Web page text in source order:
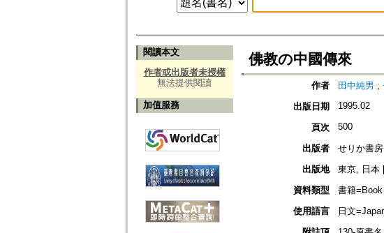
閱讀本文
作者或出版者未授權
無法提供閱讀
加值服務
佛教の中國傳來
作者 田中純男 ;
出版日期
1995.02
頁次 500
出版者
せりか書房
出版地
東京, 日本
資料類型
書籍=Book
使用語言
日文